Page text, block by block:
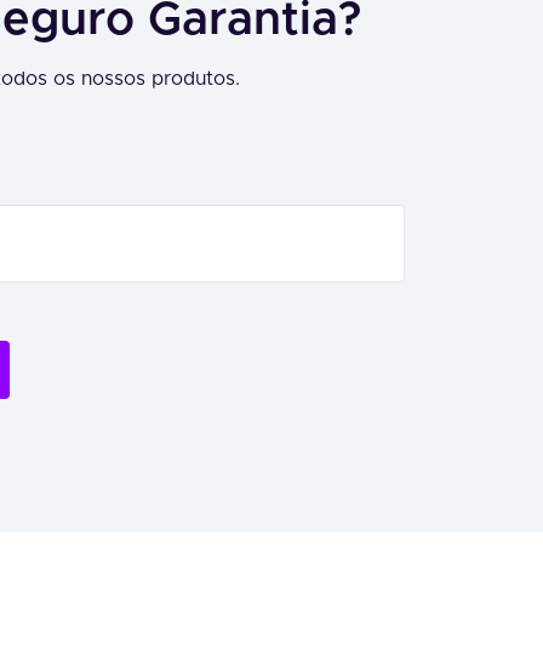
Garantia?
os nossos produtos.